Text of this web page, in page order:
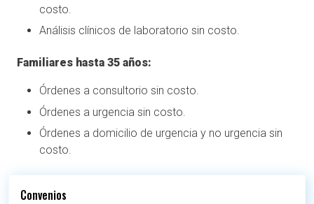
costo.
Análisis clínicos de laboratorio sin costo.
Familiares hasta 35 años:
Órdenes a consultorio sin costo.
Órdenes a urgencia sin costo.
Órdenes a domicilio de urgencia y no urgencia sin
costo.
Convenios